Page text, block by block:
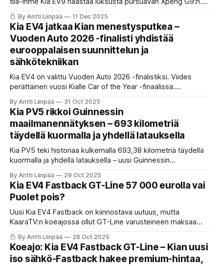
KaaraTV:n vertailussa selviää, kumpi 800 voltin jättiläinen
tarjoaa paremman vastineen rahalle.
By Antti Liinpää 11 Dec 2025
Kia EV4 jatkaa Kian menestysputkea –
Vuoden Auto 2026 -finalisti yhdistää
eurooppalaisen suunnittelun ja
sähkötekniikan
Kia EV4 on valittu Vuoden Auto 2026 -finalistiksi. Viides
perättäinen vuosi Kialle Car of the Year -finaalissa.
km toimintamatkan.
By Antti Liinpää 31 Oct 2025
Kia PV5 rikkoi Guinnessin
maailmanennätyksen – 693 kilometriä
täydellä kuormalla ja yhdellä latauksella
Kia PV5 teki historiaa kulkemalla 693,38 kilometriä täydellä
kuormalla ja yhdellä latauksella – uusi Guinnessin
Testi ajettiin realistisissa olosuhteissa, ja tulos osoittaa, että
sähköinen jakeluliikenne on arkea yhä useammalle.
By Antti Liinpää 29 Oct 2025
Kia EV4 Fastback GT-Line 57 000 eurolla vai
Puolet pois?
Uusi Kia EV4 Fastback on kiinnostava uutuus, mutta
KaaraTV:n koeajossa ollut GT-Line varusteineen maksaa
noin 57 000 euroa. Se herättää kysymyksiä. KaaraTV
vertasi, mitä saa käytettynä, kun nappaa puolet pois. Tulos
yllättää.
By Antti Liinpää 28 Oct 2025
Koeajo: Kia EV4 Fastback GT-Line – Kian uusi
iso sähkö-Fastback hakee premium-hintaa,